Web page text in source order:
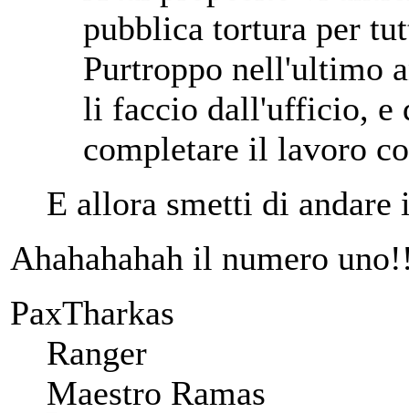
pubblica tortura per
Purtroppo nell'ultimo
li faccio dall'ufficio, e
completare il lavoro
E allora smetti di
Ahahahahah il numero
PaxTharkas
Ranger
Maestro Ramas